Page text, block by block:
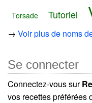
Torsade Tutoriel
→ Voir plus de noms
Se connecter
Connectez-vous sur
vos recettes préférées